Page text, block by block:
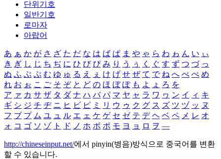
단위기호
일반기호
로마자
아랍어
あ ぁ か が さ ざ た だ な は ば ぱ ま や ゃ ら わ ゎ ん い ぃ
き ぎ し じ ち ぢ に ひ び ぴ み り う ぅ く ぐ す ず つ づ っ
ぬ ふ ぶ ぷ む ゆ ゅ る え ぇ け げ せ ぜ て で ね へ べ ぺ め
れ お ぉ こ ご そ ぞ と ど の ほ ぼ ぽ も よ ょ ろ を
ア ァ カ サ ザ タ ダ ナ ハ バ パ マ ヤ ャ ラ ワ ヮ ン イ ィ キ
ギ シ ジ チ ヂ ニ ヒ ビ ピ ミ リ ウ ゥ ク グ ス ズ ツ ヅ ッ ヌ
フ ブ プ ム ユ ュ ル エ ェ ケ ゲ セ ゼ テ デ ヘ ベ ペ メ レ オ
ォ コ ゴ ソ ゾ ト ド ノ ホ ボ ポ モ ヨ ョ ロ ヲ ―
http://chineseinput.net/에서 pinyin(병음)방식으로 중국어를 변환
할 수 있습니다.